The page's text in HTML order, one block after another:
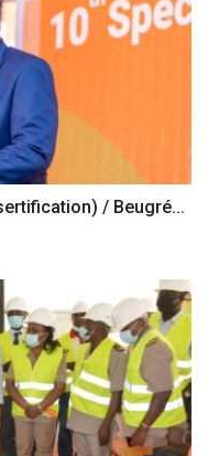
/ Beugré...